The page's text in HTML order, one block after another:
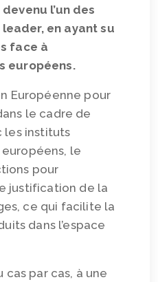
l’un des
en ayant su
face à
européens.
Européenne pour
le cadre de
les instituts
le
pour
justification de la
ce qui facilite la
dans l’espace
par cas, à une